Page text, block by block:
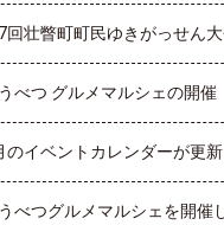
回壮瞥町町民ゆきがっせん
べつ グルメマルシェの開催
のイベントカレンダーが更
べつグルメマルシェを開催